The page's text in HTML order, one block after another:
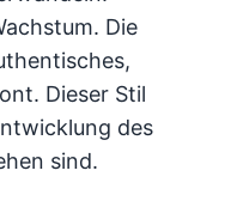
Die
Dieser Stil
des
sind.